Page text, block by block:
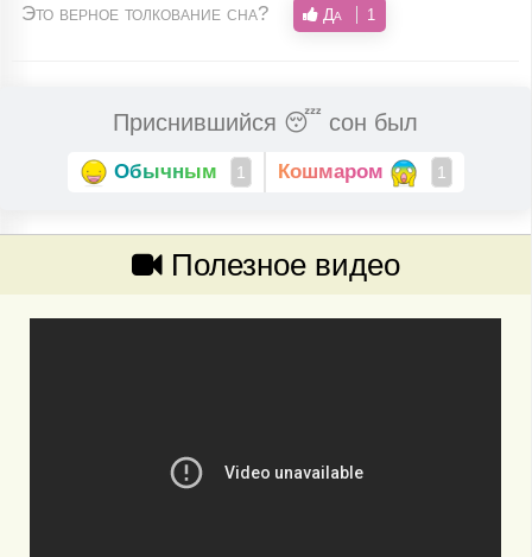
Это верное толкование сна? Да 1
Приснившийся 😴 сон был
Обычным 1 Кошмаром 1
Полезное видео